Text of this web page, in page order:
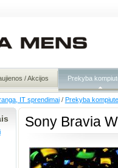
/ Akcijos Prekyba
IT sprendimai / Prekyba
Sony Bravia